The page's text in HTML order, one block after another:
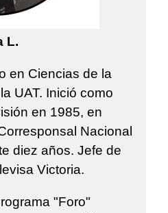
L.
en Ciencias de la
UAT. Inició como
en 1985, en
Nacional
diez años. Jefe de
Victoria.
"Foro"